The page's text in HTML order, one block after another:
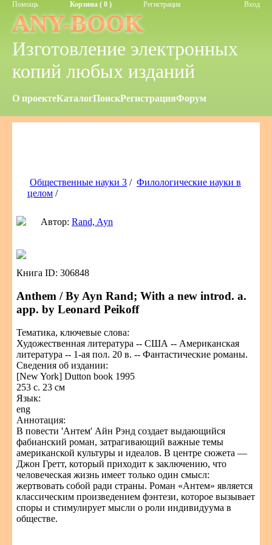
Помощь Корзина ( 0 ) Регистрация Вход
ANY-BOOK
Изготовление электронных
копий любых изданий
О проектеКаталогПоискРегистрацияФорум
Общественные науки 3 / Филологические науки в
целом /
Автор: Rand, Ayn
Книга ID: 306848
Anthem / By Ayn Rand; With a new introd. a.
app. by Leonard Peikoff
Тематика, ключевые слова:
Художественная литература -- США -- Американская
литература -- 1-ая пол. 20 в. -- Фантастические романы.
Сведения об издании:
[New York] Dutton book 1995
253 c. 23 см
Язык:
eng
Аннотация:
В повести 'Антем' Айн Рэнд создает выдающийся
фабианский роман, затрагивающий важные темы
американской культуры и идеалов. В центре сюжета —
Джон Гретт, который приходит к заключению, что
человеческая жизнь имеет только один смысл:
жертвовать собой ради страны. Роман «Антем» является
классическим произведением фэнтези, которое вызывает
споры и стимулирует мысли о роли индивидуума в
обществе.